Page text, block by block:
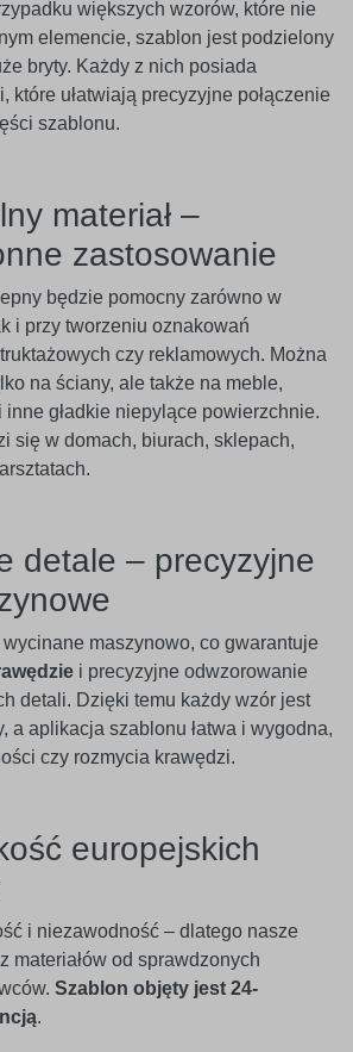
większych wzorów, które nie
elemencie, szablon jest podzielony
bryty. Każdy z nich posiada
które ułatwiają precyzyjne połączenie
szablonu.
materiał –
zastosowanie
będzie pomocny zarówno w
i przy tworzeniu oznakowań
czy reklamowych. Można
na ściany, ale także na meble,
inne gładkie niepylące powierzchnie.
się w domach, biurach, sklepach,
detale – precyzyjne
maszynowo, co gwarantuje
i precyzyjne odwzorowanie
detali. Dzięki temu każdy wzór jest
a aplikacja szablonu łatwa i wygodna,
czy rozmycia krawędzi.
europejskich
i niezawodność – dlatego nasze
materiałów od sprawdzonych
Szablon objęty jest 24-
.